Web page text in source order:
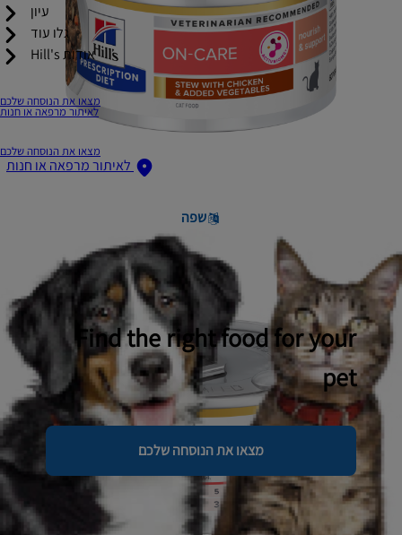
עיון
גלו עוד
אודות Hill's
מצאו את הנוסחה שלכם
לאיתור מרפאה או חנות
מצאו את הנוסחה שלכם
לאיתור מרפאה או חנות
שפה
Find the right food for your
pet
מצאו את הנוסחה שלכם